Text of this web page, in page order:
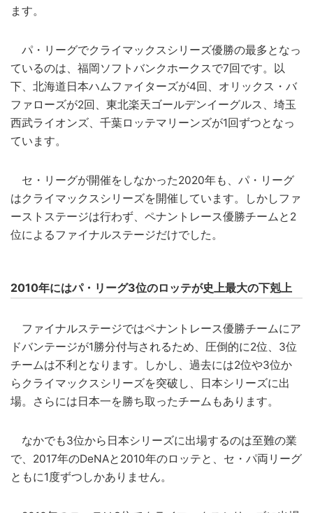
ます。
パ・リーグでクライマックスシリーズ優勝の最多となっ
ているのは、福岡ソフトバンクホークスで7回です。以
下、北海道日本ハムファイターズが4回、オリックス・バ
ファローズが2回、東北楽天ゴールデンイーグルス、埼玉
西武ライオンズ、千葉ロッテマリーンズが1回ずつとなっ
ています。
セ・リーグが開催をしなかった2020年も、パ・リーグ
はクライマックスシリーズを開催しています。しかしファ
ーストステージは行わず、ペナントレース優勝チームと2
位によるファイナルステージだけでした。
2010年にはパ・リーグ3位のロッテが史上最大の下剋上
ファイナルステージではペナントレース優勝チームにア
ドバンテージが1勝分付与されるため、圧倒的に2位、3位
チームは不利となります。しかし、過去には2位や3位か
らクライマックスシリーズを突破し、日本シリーズに出
場。さらには日本一を勝ち取ったチームもあります。
なかでも3位から日本シリーズに出場するのは至難の業
で、2017年のDeNAと2010年のロッテと、セ・パ両リーグ
ともに1度ずつしかありません。